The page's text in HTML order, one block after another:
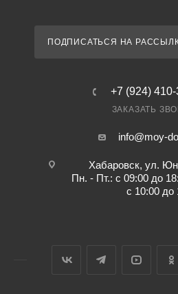
ПОДПИСАТЬСЯ НА
+7 (924)
ЗАКАЗАТЬ
info@moy-
Хабаровск, ул.
Пн. - Пт.: с 09:00 до
с 10:00 до